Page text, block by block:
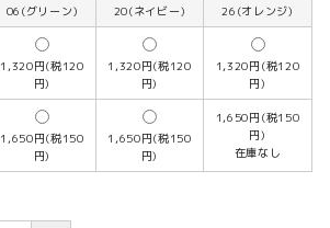
06(グリーン) 20(ネイビー) 26(オレンジ)
1,320円(税120
円)
1,320円(税120
円)
1,320円(税120
円)
1,650円(税150
円)
1,650円(税150
円)
1,650円(税150
円)
在庫なし